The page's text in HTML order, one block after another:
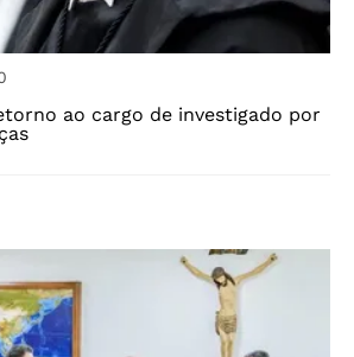
ao cargo de investigado por